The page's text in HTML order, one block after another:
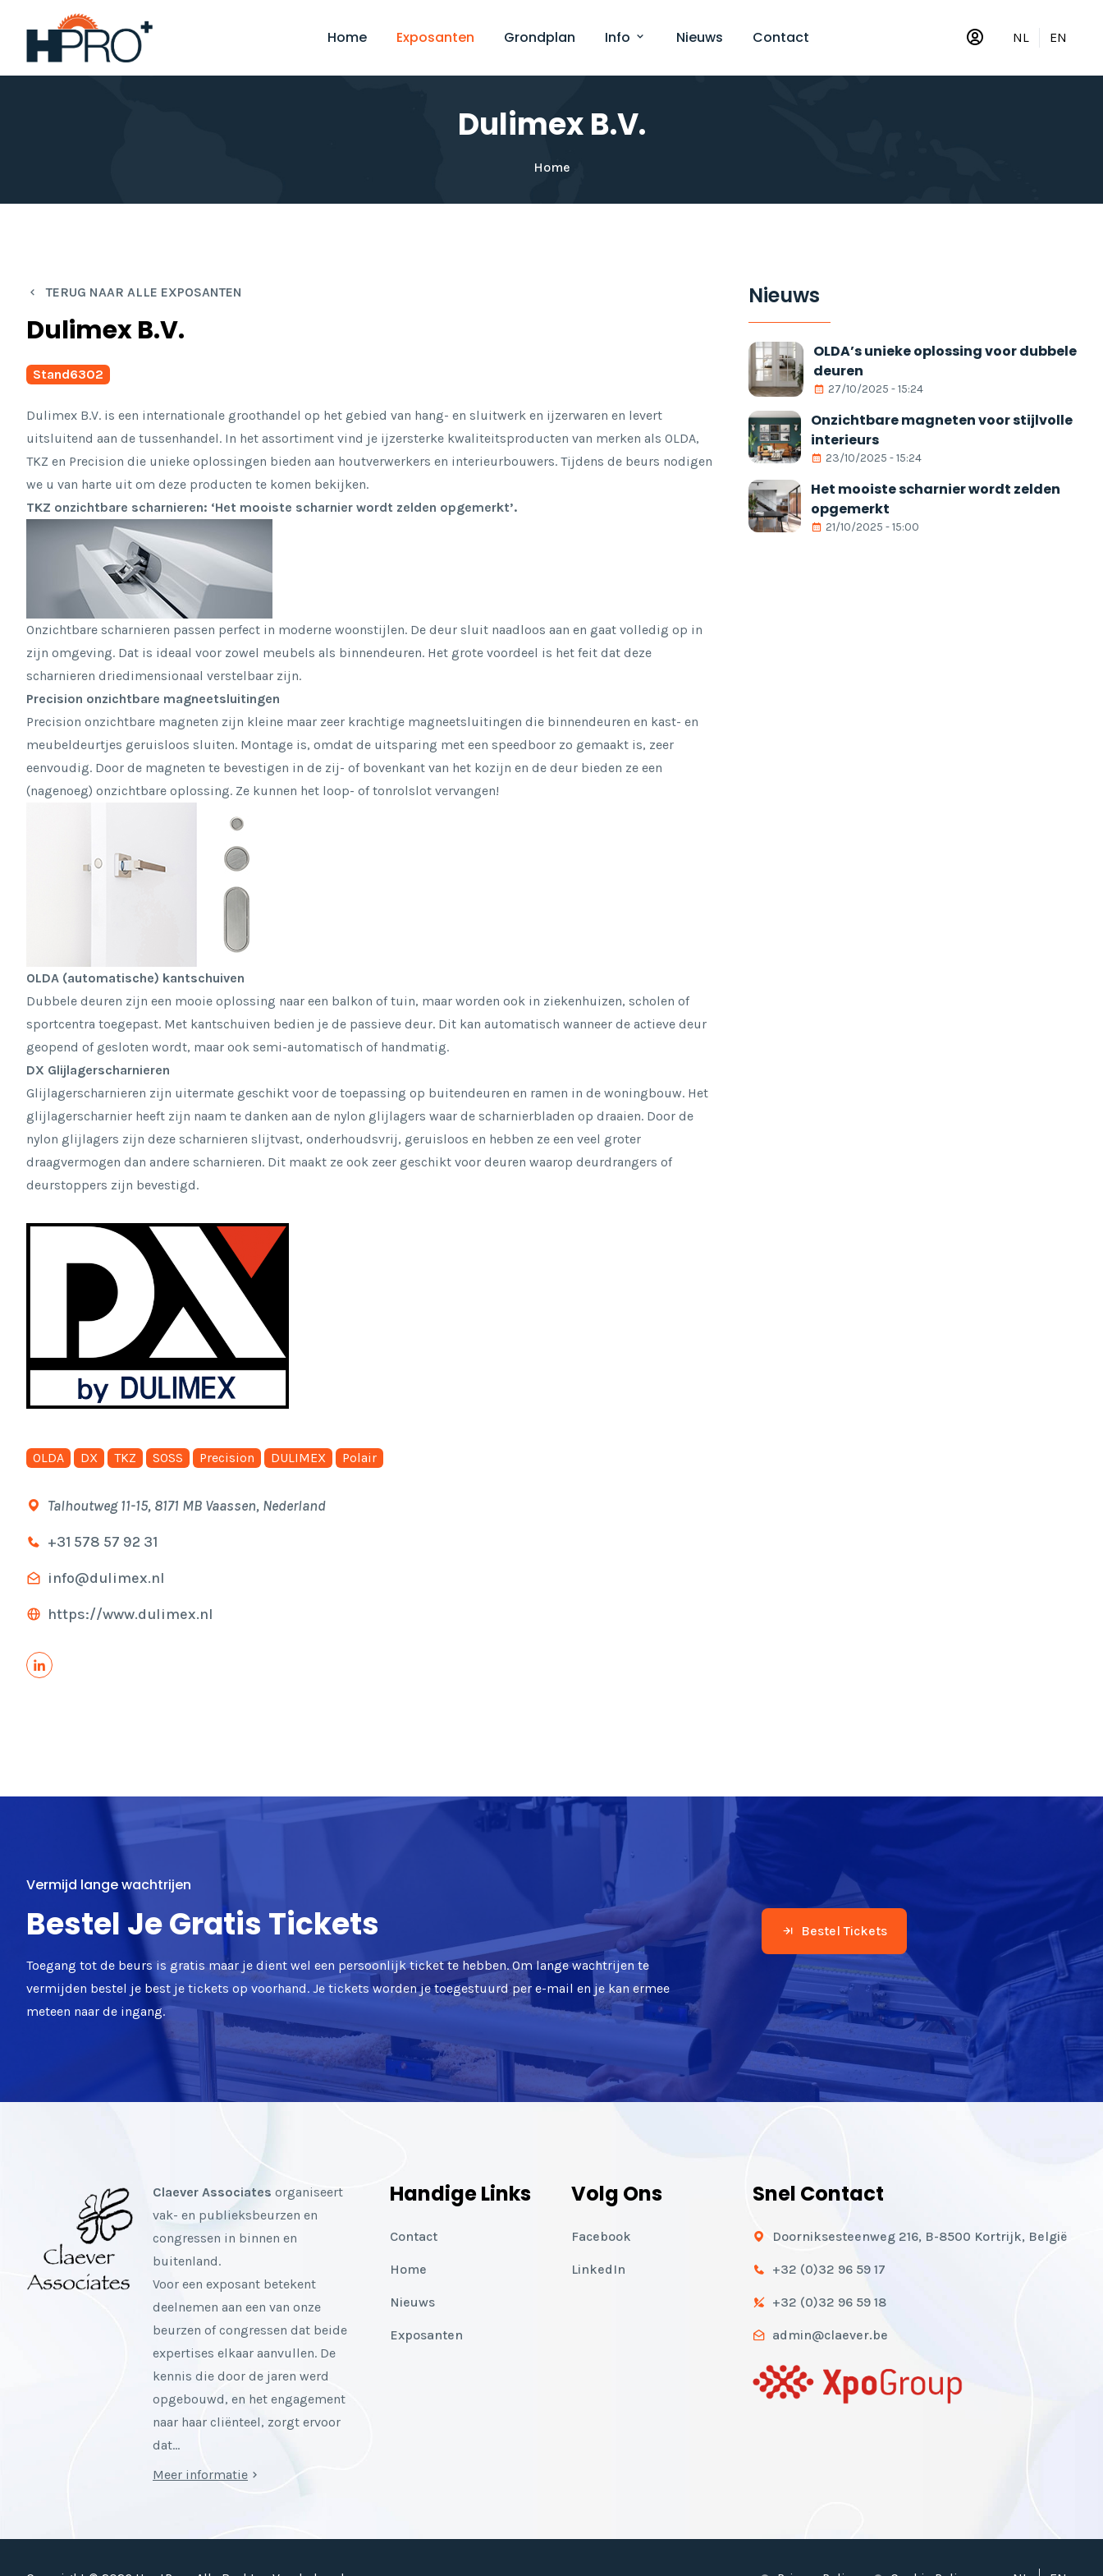
Home Exposanten Grondplan Info Nieuws Contact NL EN
Dulimex B.V.
Home
TERUG NAAR ALLE EXPOSANTEN
Dulimex B.V.
Stand6302
Dulimex B.V. is een internationale groothandel op het gebied van hang- en sluitwerk en ijzerwaren en levert
uitsluitend aan de tussenhandel. In het assortiment vind je ijzersterke kwaliteitsproducten van merken als OLDA,
TKZ en Precision die unieke oplossingen bieden aan houtverwerkers en interieurbouwers. Tijdens de beurs nodigen
we u van harte uit om deze producten te komen bekijken.
TKZ onzichtbare scharnieren: ‘Het mooiste scharnier wordt zelden opgemerkt’.
Onzichtbare scharnieren passen perfect in moderne woonstijlen. De deur sluit naadloos aan en gaat volledig op in
zijn omgeving. Dat is ideaal voor zowel meubels als binnendeuren. Het grote voordeel is het feit dat deze
scharnieren driedimensionaal verstelbaar zijn.
Precision onzichtbare magneetsluitingen
Precision onzichtbare magneten zijn kleine maar zeer krachtige magneetsluitingen die binnendeuren en kast- en
meubeldeurtjes geruisloos sluiten. Montage is, omdat de uitsparing met een speedboor zo gemaakt is, zeer
eenvoudig. Door de magneten te bevestigen in de zij- of bovenkant van het kozijn en de deur bieden ze een
(nagenoeg) onzichtbare oplossing. Ze kunnen het loop- of tonrolslot vervangen!
OLDA (automatische) kantschuiven
Dubbele deuren zijn een mooie oplossing naar een balkon of tuin, maar worden ook in ziekenhuizen, scholen of
sportcentra toegepast. Met kantschuiven bedien je de passieve deur. Dit kan automatisch wanneer de actieve deur
geopend of gesloten wordt, maar ook semi-automatisch of handmatig.
DX Glijlagerscharnieren
Glijlagerscharnieren zijn uitermate geschikt voor de toepassing op buitendeuren en ramen in de woningbouw. Het
glijlagerscharnier heeft zijn naam te danken aan de nylon glijlagers waar de scharnierbladen op draaien. Door de
nylon glijlagers zijn deze scharnieren slijtvast, onderhoudsvrij, geruisloos en hebben ze een veel groter
draagvermogen dan andere scharnieren. Dit maakt ze ook zeer geschikt voor deuren waarop deurdrangers of
deurstoppers zijn bevestigd.
OLDA DX TKZ SOSS Precision DULIMEX Polair
Talhoutweg 11-15, 8171 MB Vaassen, Nederland
+31 578 57 92 31
info@dulimex.nl
https://www.dulimex.nl
Nieuws
OLDA’s unieke oplossing voor dubbele
deuren
27/10/2025 - 15:24
Onzichtbare magneten voor stijlvolle
interieurs
23/10/2025 - 15:24
Het mooiste scharnier wordt zelden
opgemerkt
21/10/2025 - 15:00
Vermijd lange wachtrijen
Bestel Je Gratis Tickets
Toegang tot de beurs is gratis maar je dient wel een persoonlijk ticket te hebben. Om lange wachtrijen te
vermijden bestel je best je tickets op voorhand. Je tickets worden je toegestuurd per e-mail en je kan ermee
meteen naar de ingang.
Bestel Tickets
Claever Associates organiseert
vak- en publieksbeurzen en
congressen in binnen en
buitenland.
Voor een exposant betekent
deelnemen aan een van onze
beurzen of congressen dat beide
expertises elkaar aanvullen. De
kennis die door de jaren werd
opgebouwd, en het engagement
naar haar cliënteel, zorgt ervoor
dat…
Meer informatie
Handige Links
Contact
Home
Nieuws
Exposanten
Volg Ons
Facebook
LinkedIn
Snel Contact
Doorniksesteenweg 216, B-8500 Kortrijk, België
+32 (0)32 96 59 17
+32 (0)32 96 59 18
admin@claever.be